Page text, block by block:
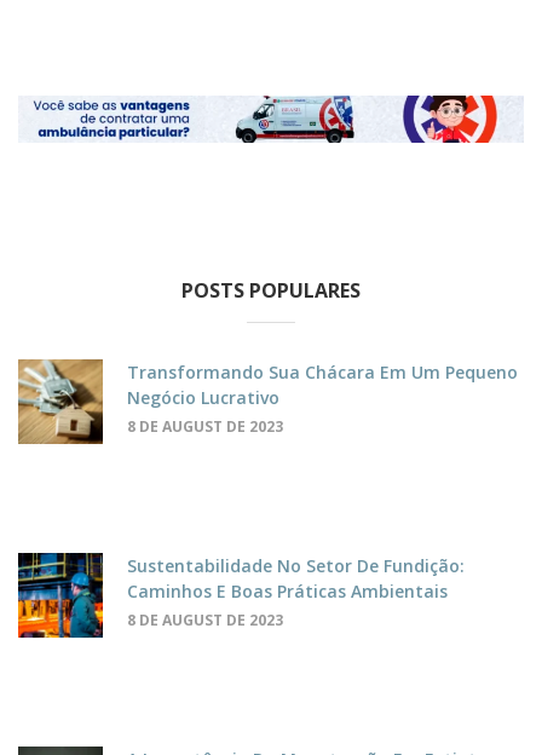
POSTS POPULARES
Transformando Sua Chácara Em Um Pequeno
Negócio Lucrativo
8 DE AUGUST DE 2023
Sustentabilidade No Setor De Fundição:
Caminhos E Boas Práticas Ambientais
8 DE AUGUST DE 2023